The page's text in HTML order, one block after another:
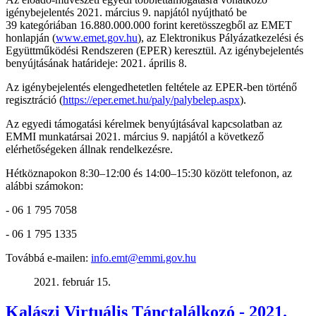
igénybejelentés 2021. március 9. napjától nyújtható be
39 kategóriában 16.880.000.000 forint keretösszegből az EMET
honlapján (www.emet.gov.hu), az Elektronikus Pályázatkezelési és
Együttműködési Rendszeren (EPER) keresztül. Az igénybejelentés
benyújtásának határideje: 2021. április 8.
Az igénybejelentés elengedhetetlen feltétele az EPER-ben történő
regisztráció (https://eper.emet.hu/paly/palybelep.aspx).
Az egyedi támogatási kérelmek benyújtásával kapcsolatban az
EMMI munkatársai 2021. március 9. napjától a következő
elérhetőségeken állnak rendelkezésre.
Hétköznapokon 8:30–12:00 és 14:00–15:30 között telefonon, az
alábbi számokon:
- 06 1 795 7058
- 06 1 795 1335
Továbbá e-mailen: info.emt@emmi.gov.hu
2021. február 15.
Kalászi Virtuális Tánctalálkozó - 2021.